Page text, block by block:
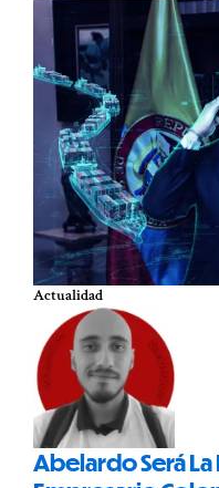
Actualidad
Abelardo Será